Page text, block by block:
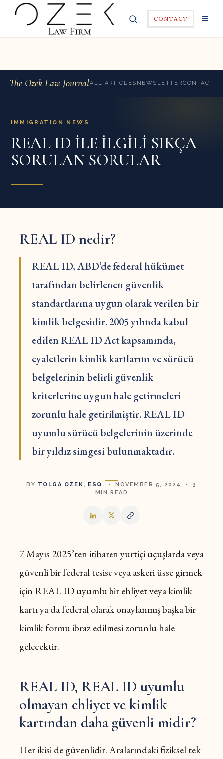
CONTACT
The Ozek Law JournalALL ARTICLES NEWSLETTERCONTACT
IMMIGRATION NEWS
REAL ID İLE İLGİLİ SIKÇA
SORULAN SORULAR
REAL ID nedir?
REAL ID, ABD’de federal hükümet
tarafından belirlenen güvenlik
standartlarına uygun olarak verilen bir
kimlik belgesidir. 2005 yılında kabul
edilen REAL ID Act kapsamında,
eyaletlerin kimlik kartlarını ve sürücü
belgelerinin belirli güvenlik
kriterlerine uygun hale getirmeleri
zorunlu hale getirilmiştir. REAL ID
uyumlu sürücü belgelerinin üzerinde
bir yıldız simgesi bulunmaktadır.
BY TOLGA OZEK, ESQ.
· NOVEMBER 5, 2024 · 3
MIN READ
7 Mayıs 2025’ten itibaren yurtiçi uçuşlarda veya
güvenli bir federal tesise veya askeri üsse girmek
için REAL ID uyumlu bir ehliyet veya kimlik
kartı ya da federal olarak onaylanmış başka bir
kimlik formu ibraz edilmesi zorunlu hale
gelecektir.
REAL ID, REAL ID uyumlu
olmayan ehliyet ve kimlik
kartından daha güvenli midir?
Her ikisi de güvenlidir. Aralarındaki fiziksel tek